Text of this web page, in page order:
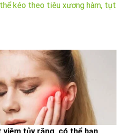
kéo theo tiêu xương hàm, tụt